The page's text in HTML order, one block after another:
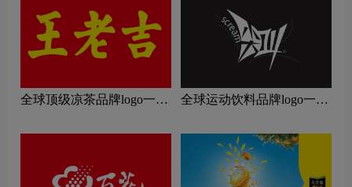
全球顶级凉茶品牌logo一
全球运动饮料品牌logo一